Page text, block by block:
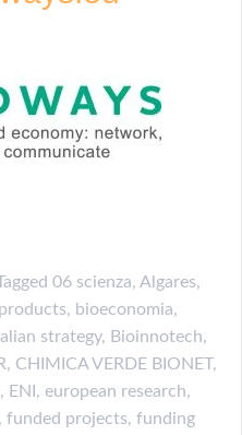
06 scienza, Algares,
, bioeconomia,
strategy, Bioinnotech,
, CHIMICA VERDE BIONET,
, ENI, european research,
, funded projects, funding